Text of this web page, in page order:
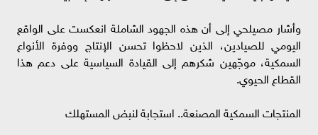
وأشار مصيلحي إلى أن هذه الجهود الشاملة انعكست على الواقع
اليومي للصيادين، الذين لاحظوا تحسن الإنتاج ووفرة الأنواع
السمكية، موجّهين شكرهم إلى القيادة السياسية على دعم هذا
القطاع الحيوي.
المنتجات السمكية المصنعة.. استجابة لنبض المستهلك